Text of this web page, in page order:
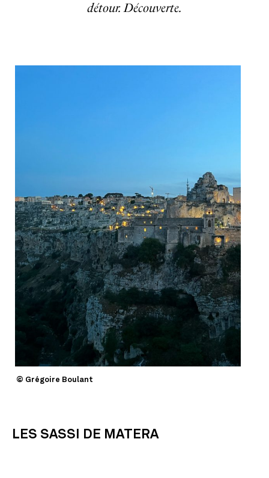
détour. Découverte.
© Grégoire Boulant
LES SASSI DE MATERA